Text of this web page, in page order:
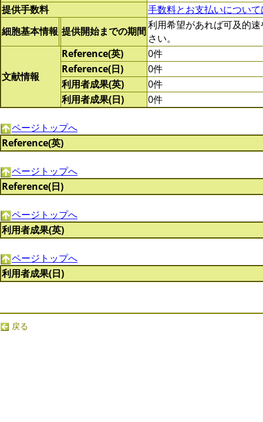
提供手数料
手数料とお支払いについ
細胞基本情報 提供開始までの期間利用希望があれば可及的
さい。
文献情報
Reference(英)
0件
Reference(日)
0件
利用者成果(英)
0件
利用者成果(日)
0件
ページトップへ
Reference(英)
ページトップへ
Reference(日)
ページトップへ
利用者成果(英)
ページトップへ
利用者成果(日)
戻る